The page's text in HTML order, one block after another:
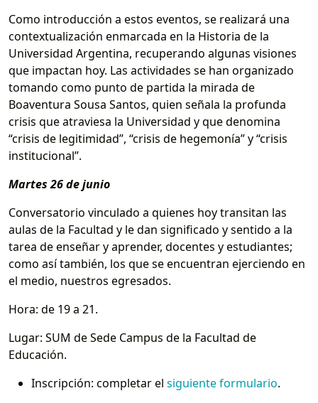
Como introducción a estos eventos, se realizará una
contextualización enmarcada en la Historia de la
Universidad Argentina, recuperando algunas visiones
que impactan hoy. Las actividades se han organizado
tomando como punto de partida la mirada de
Boaventura Sousa Santos, quien señala la profunda
crisis que atraviesa la Universidad y que denomina
“crisis de legitimidad”, “crisis de hegemonía” y “crisis
institucional”.
Martes 26 de junio
Conversatorio vinculado a quienes hoy transitan las
aulas de la Facultad y le dan significado y sentido a la
tarea de enseñar y aprender, docentes y estudiantes;
como así también, los que se encuentran ejerciendo en
el medio, nuestros egresados.
Hora: de 19 a 21.
Lugar: SUM de Sede Campus de la Facultad de
Educación.
Inscripción: completar el siguiente formulario.